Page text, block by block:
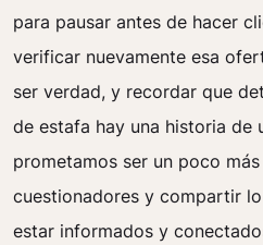
para pausar antes de hacer
verificar nuevamente esa
ser verdad, y recordar que
de estafa hay una historia de
prometamos ser un poco
cuestionadores y compartir
estar informados y